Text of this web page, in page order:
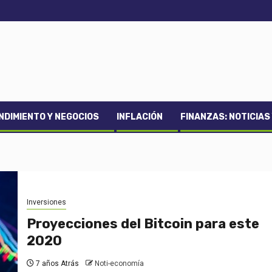
Y NEGOCIOS INFLACIÓN FINANZAS:
Inversiones
Proyecciones del Bitcoin para este
2020
7 años Atrás Noti-economía